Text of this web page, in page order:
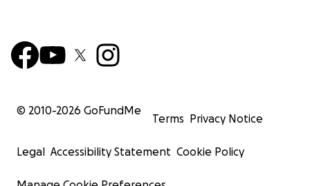
© 2010-2026 GoFundMe
Terms Privacy Notice
Legal Accessibility Statement Cookie Policy